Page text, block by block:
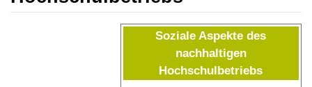
SucheSoziale Aspekte des
nachhaltigen
Hochschulbetriebs